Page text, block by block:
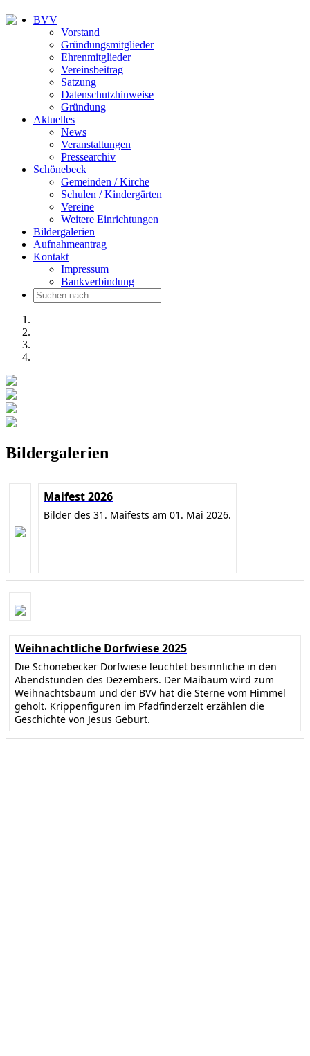
BVV
Vorstand
Gründungsmitglieder
Ehrenmitglieder
Vereinsbeitrag
Satzung
Datenschutzhinweise
Gründung
Aktuelles
News
Veranstaltungen
Pressearchiv
Schönebeck
Gemeinden / Kirche
Schulen / Kindergärten
Vereine
Weitere Einrichtungen
Bildergalerien
Aufnahmeantrag
Kontakt
Impressum
Bankverbindung
Bildergalerien
Maifest 2026
Bilder des 31. Maifests am 01. Mai 2026.
Weihnachtliche Dorfwiese 2025
Die Schönebecker Dorfwiese leuchtet besinnliche in den
Abendstunden des Dezembers. Der Maibaum wird zum
Weihnachtsbaum und der BVV hat die Sterne vom Himmel
geholt. Krippenfiguren im Pfadfinderzelt erzählen die
Geschichte von Jesus Geburt.